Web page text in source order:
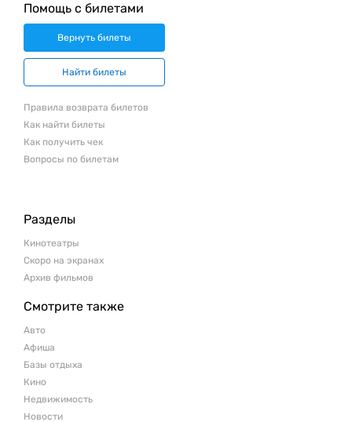
Помощь с билетами
Вернуть билеты
Найти билеты
Правила возврата билетов
Как найти билеты
Как получить чек
Вопросы по билетам
Разделы
Кинотеатры
Скоро на экранах
Архив фильмов
Смотрите также
Авто
Афиша
Базы отдыха
Кино
Недвижимость
Новости